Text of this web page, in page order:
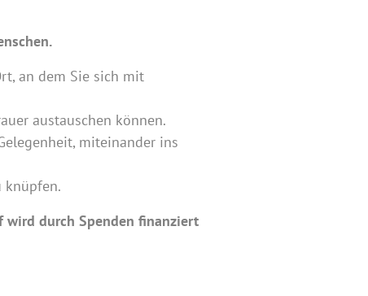
an dem Sie sich mit
austauschen können.
miteinander ins
knüpfen.
wird durch Spenden finanziert